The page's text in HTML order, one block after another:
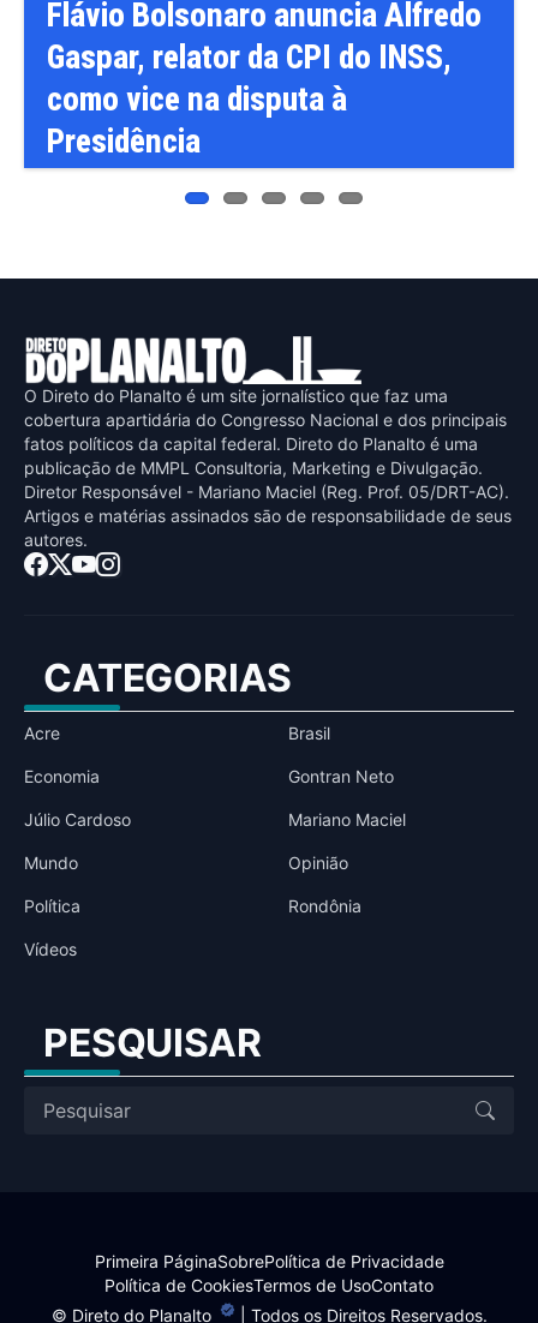
Flávio Bolsonaro anuncia Alfredo
Gaspar, relator da CPI do INSS,
como vice na disputa à
Presidência
O Direto do Planalto é um site jornalístico que faz uma
cobertura apartidária do Congresso Nacional e dos principais
fatos políticos da capital federal. Direto do Planalto é uma
publicaçāo de MMPL Consultoria, Marketing e Divulgaçāo.
Diretor Responsável - Mariano Maciel (Reg. Prof. 05/DRT-AC).
Artigos e matérias assinados sāo de responsabilidade de seus
autores.
CATEGORIAS
Acre Brasil
Economia Gontran Neto
Júlio Cardoso Mariano Maciel
Mundo Opinião
Política Rondônia
Vídeos
PESQUISAR
© Direto do Planalto | Todos os Direitos Reservados.
Primeira PáginaSobrePolítica de Privacidade
Política de CookiesTermos de UsoContato